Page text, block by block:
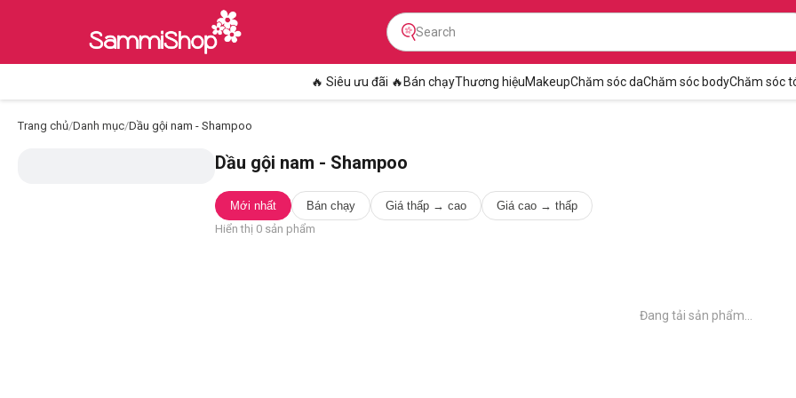
🔥 Siêu ưu đãi 🔥 Bán chạyThương hiệuMakeupChăm sóc daChăm sóc bodyChăm sóc
Trang chủ/Danh mục/Dầu gội nam - Shampoo
Dầu gội nam - Shampoo
Mới nhất Bán chạy Giá thấp → cao
Giá cao → thấp
Hiển thị 0 sản phẩm
Đang tải sản phẩm...